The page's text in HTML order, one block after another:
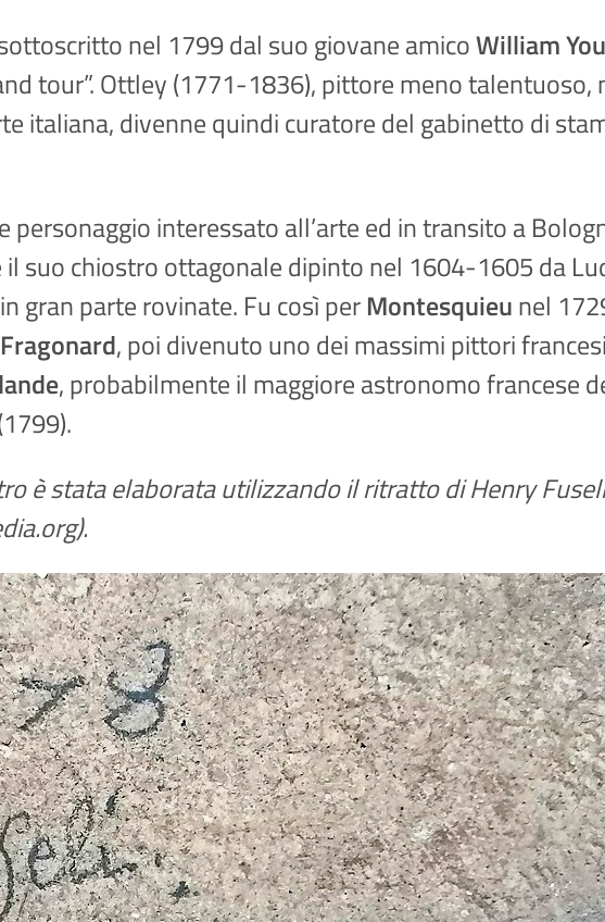
nel 1799 dal suo giovane amicoWilliam
tour”. Ottley (1771-1836), pittore meno
italiana, divenne quindi curatore del gabinetto di
interessato all’arte ed in transito a
suo chiostro ottagonale dipinto nel 1604-1605 da
gran parte rovinate. Fu così perMontesquieunel
, poi divenuto uno dei massimi pittori
, probabilmente il maggiore astronomo francese
è stata elaborata utilizzando il ritratto di Henry